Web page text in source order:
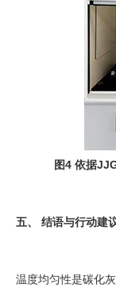
图4 依据
五、 结语与行动建
温度均匀性是碳化